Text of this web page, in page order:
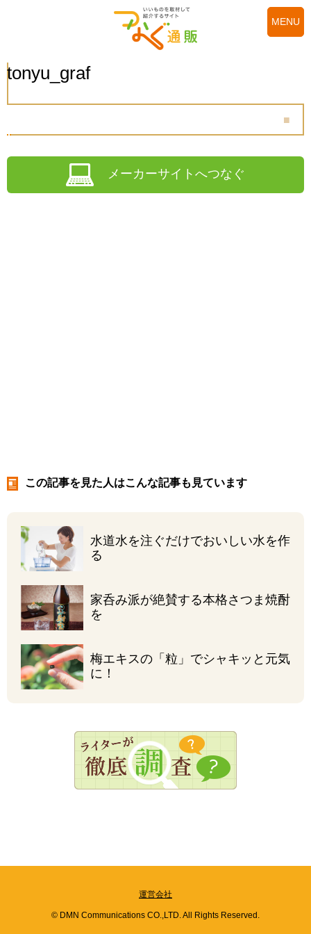
MENU
tonyu_graf
メーカーサイトへつなぐ
この記事を見た人はこんな記事も見ています
水道水を注ぐだけでおいしい水を作
る
家呑み派が絶賛する本格さつま焼酎
を
梅エキスの「粒」でシャキッと元気
に！
運営会社
© DMN Communications CO.,LTD. All Rights Reserved.